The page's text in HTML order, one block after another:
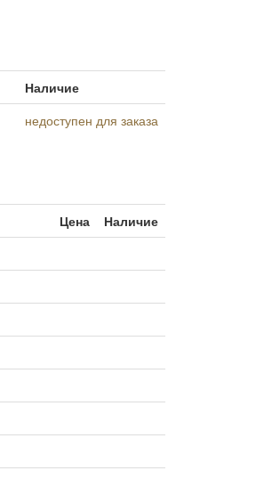
Наличие
недоступен для заказа
Цена
Наличие